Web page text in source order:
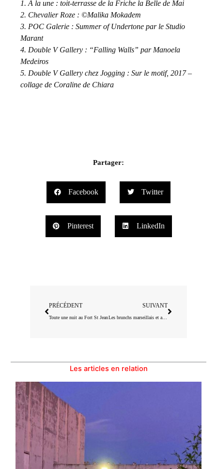
1. À la une : toit-terrasse de la Friche la Belle de Mai
2. Chevalier Roze : ©Malika Mokadem
3. POC Galerie : Summer of Undertone par le Studio
Marant
4. Double V Gallery : “Falling Walls” par Manoela
Medeiros
5. Double V Gallery chez Jogging : Sur le motif, 2017 –
collage de Coraline de Chiara
Partager:
Facebook Twitter
Pinterest LinkedIn
PRÉCÉDENT
Toute une nuit au Fort St Jean
SUIVANT
Les brunchs marseillais et aixois à tester !
Les articles en relation